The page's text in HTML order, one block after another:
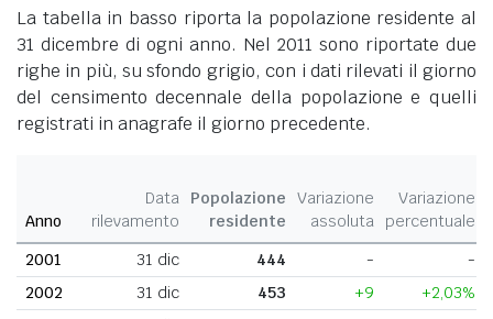
La tabella in basso riporta la popolazione residente al
31 dicembre di ogni anno. Nel 2011 sono riportate due
righe in più, su sfondo grigio, con i dati rilevati il giorno
del censimento decennale della popolazione e quelli
registrati in anagrafe il giorno precedente.
Anno
Data
rilevamento
Popolazione
residente
Variazione
assoluta
Variazione
percentuale
2001
31 dic 444 -
-
2002
31 dic 453 +9
+2,03%